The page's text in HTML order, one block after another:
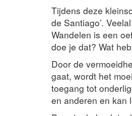
Tijdens deze
de Santiago’.
Wandelen is een
doe je dat? Wat
Door de
gaat, wordt het
toegang tot
en anderen en kan